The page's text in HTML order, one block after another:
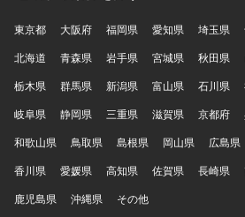
東京都 大阪府 福岡県 愛知県 埼玉県
北海道
青森県 岩手県 宮城県 秋田県
栃木県
群馬県 新潟県 富山県 石川県
岐阜県
静岡県 三重県 滋賀県 京都府
和歌山県
鳥取県 島根県 岡山県 広島県
香川県
愛媛県 高知県 佐賀県 長崎県
鹿児島県
沖縄県 その他